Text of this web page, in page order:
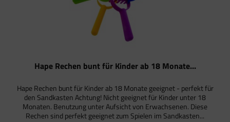
Hape Rechen bunt für Kinder ab 18 Monate...
Hape Rechen bunt für Kinder ab 18 Monate geeignet - perfekt für
den Sandkasten Achtung! Nicht geeignet für Kinder unter 18
Monaten. Benutzung unter Aufsicht von Erwachsenen. Diese
Rechen sind perfekt geeignet zum Spielen im Sandkasten...